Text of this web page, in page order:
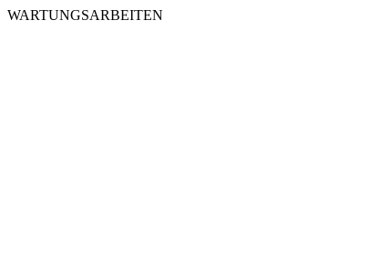
WARTUNGSARBEITEN